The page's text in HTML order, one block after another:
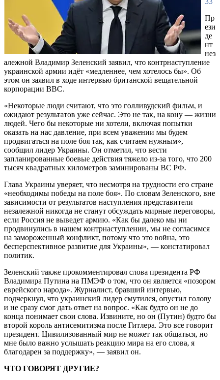
Пр
ези
де
нт
нез
алежной Владимир Зеленский заявил, что контрнаступление
украинской армии идёт «медленнее, чем хотелось бы». Об
этом он заявил в ходе интервью британской вещательной
корпорации BBC.
«Некоторые люди считают, что это голливудский фильм, и
ожидают результатов уже сейчас. Это не так, на кону — жизни
людей. Чего бы некоторые ни хотели, включая попытки
оказать на нас давление, при всем уважении мы будем
продвигаться на поле боя так, как считаем нужным», —
сообщил лидер Украины. Он отметил, что вести
запланированные боевые действия тяжело из-за того, что 200
тысяч квадратных километров заминированы ВС РФ.
Глава Украины уверяет, что несмотря на трудности его стране
«необходимы победы на поле боя». По словам Зеленского, вне
зависимости от результатов наступления представители
незалежной никогда не станут обсуждать мирные переговоры,
если Россия не выведет армию. «Как бы далеко мы ни
продвинулись в нашем контрнаступлении, мы не согласимся
на замороженный конфликт, потому что это война, это
бесперспективное развитие для Украины», — констатировал
политик.
Зеленский также прокомментировал слова президента РФ
Владимира Путина на ПМЭФ о том, что он является «позором
еврейского народа». Журналист, бравший интервью,
подчеркнул, что украинский лидер смутился, опустил голову
и не сразу смог дать ответ на вопрос. «Как будто он не до
конца понимает свои слова. Извините, но он (Путин) будто бы
второй король антисемитизма после Гитлера. Это все говорит
президент. Цивилизованный мир не может так общаться, но
мне было важно услышать реакцию мира на его слова, я
благодарен за поддержку», — заявил он.
ЧТО ГОВОРЯТ ДРУГИЕ?